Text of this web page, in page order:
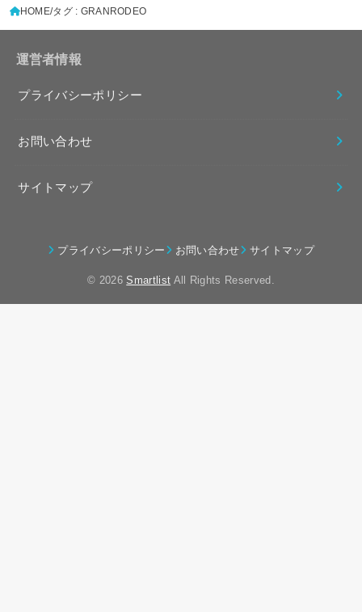
HOME タグ : GRANRODEO
運営者情報
プライバシーポリシー
お問い合わせ
サイトマップ
プライバシーポリシー お問い合わせ サイトマップ
© 2026Smartlist All Rights Reserved.